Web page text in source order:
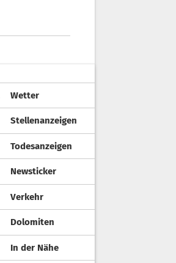
Wetter
Stellenanzeigen
Todesanzeigen
Newsticker
Verkehr
Dolomiten
In der Nähe